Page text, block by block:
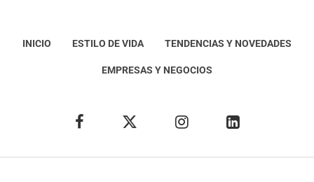
INICIO ESTILO DE VIDA TENDENCIAS Y NOVEDADES
EMPRESAS Y NEGOCIOS